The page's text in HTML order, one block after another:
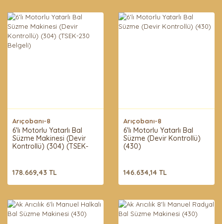
Arıçobanı-8
6'lı Motorlu Yatarlı Bal
Süzme Makinesi (Devir
Kontrollü) (304) (TSEK-
178.669,43 TL
Arıçobanı-8
6'lı Motorlu Yatarlı Bal
Süzme (Devir Kontrollü)
(430)
146.634,14 TL